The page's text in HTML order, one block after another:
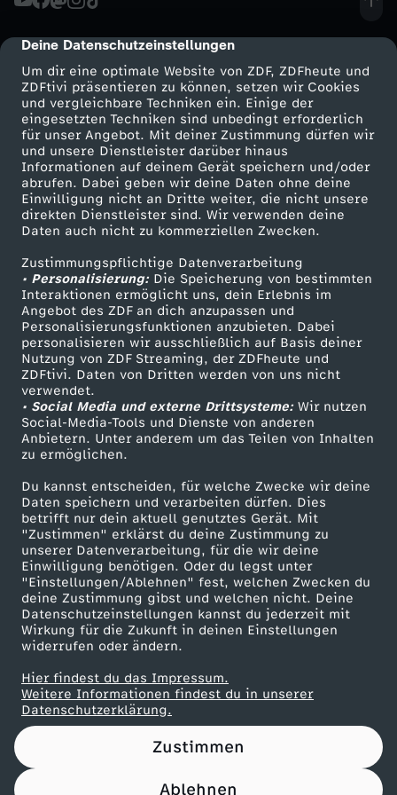
cmp-dialog-description
Deine Datenschutzeinstellungen
Um dir eine optimale Website von ZDF, ZDFheute und
ZDFtivi präsentieren zu können, setzen wir Cookies
und vergleichbare Techniken ein. Einige der
eingesetzten Techniken sind unbedingt erforderlich
für unser Angebot. Mit deiner Zustimmung dürfen wir
und unsere Dienstleister darüber hinaus
Informationen auf deinem Gerät speichern und/oder
abrufen. Dabei geben wir deine Daten ohne deine
Einwilligung nicht an Dritte weiter, die nicht unsere
direkten Dienstleister sind. Wir verwenden deine
Daten auch nicht zu kommerziellen Zwecken.
Zustimmungspflichtige Datenverarbeitung
• Personalisierung:Die Speicherung von bestimmten
Interaktionen ermöglicht uns, dein Erlebnis im
Angebot des ZDF an dich anzupassen und
Personalisierungsfunktionen anzubieten. Dabei
personalisieren wir ausschließlich auf Basis deiner
Nutzung von ZDF Streaming, der ZDFheute und
ZDFtivi. Daten von Dritten werden von uns nicht
verwendet.
• Social Media und externe Drittsysteme:Wir nutzen
Social-Media-Tools und Dienste von anderen
Anbietern. Unter anderem um das Teilen von Inhalten
zu ermöglichen.
Du kannst entscheiden, für welche Zwecke wir deine
Daten speichern und verarbeiten dürfen. Dies
betrifft nur dein aktuell genutztes Gerät. Mit
"Zustimmen" erklärst du deine Zustimmung zu
unserer Datenverarbeitung, für die wir deine
Einwilligung benötigen. Oder du legst unter
"Einstellungen/Ablehnen" fest, welchen Zwecken du
deine Zustimmung gibst und welchen nicht. Deine
Datenschutzeinstellungen kannst du jederzeit mit
Wirkung für die Zukunft in deinen Einstellungen
widerrufen oder ändern.
Hier findest du das Impressum.
Weitere Informationen findest du in unserer
Datenschutzerklärung.
Zustimmen
Ablehnen
e
a
g
i
n
.
.
.
n
o
c
h
A
c
k
e
r
n
L
a
n
d
w
i
r
s
L
a
n
g
s
t
e
i
g
e
r
d
ö
r
f
e
r
l
i
n
e
-
z
u
r
ü
c
z
u
r
B
e
s
h
e
n
b
e
r
g
-
e
i
n
S
t
a
d
t
t
Mehr ZDF
ZDF-Apps
Smart TV
ZDFtext
Livestreams
Sendungen A-Z
TV-Programm
Service
ZDFmitreden
Kontakt zum ZDF
Tickets
Zuschauerservice
Hilfe
ZDF Unternehmen
Karriere
ZDF goes Schule
Werbefernsehen
Mainzelmännchen
Partner